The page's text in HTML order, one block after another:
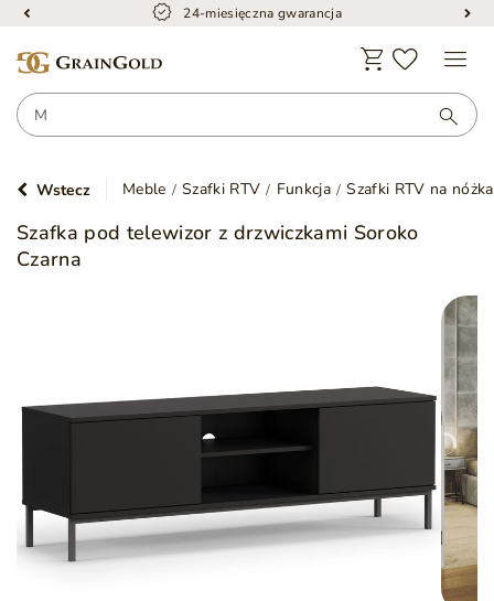
24-miesięczna gwarancja
Wstecz Meble Szafki RTV Funkcja Szafki RTV na
Szafka pod telewizor z drzwiczkami Soroko
Czarna